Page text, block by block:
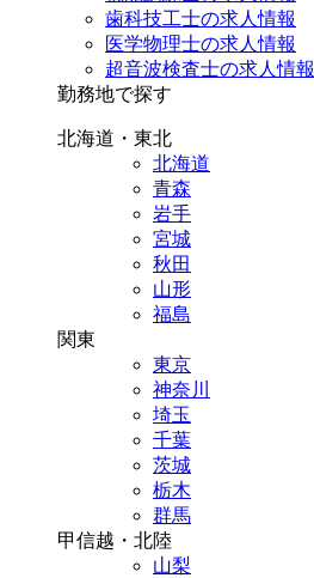
歯科技工士の求人情報
医学物理士の求人情報
超音波検査士の求人情報
勤務地で探す
北海道・東北
北海道
青森
岩手
宮城
秋田
山形
福島
関東
東京
神奈川
埼玉
千葉
茨城
栃木
群馬
甲信越・北陸
山梨